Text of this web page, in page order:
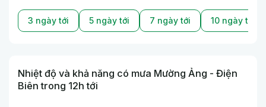
3 ngày tới 5 ngày tới 7 ngày tới 10 ngày tới
Nhiệt độ và khả năng có mưa Mường Ảng - Điện
Biên trong 12h tới